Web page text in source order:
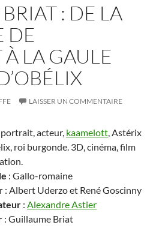
: DE LA
DE
LA GAULE
LAISSER UN COMMENTAIRE
portrait, acteur, kaamelott, Astérix
roi burgonde. 3D, cinéma, film
: Gallo-romaine
: Albert Uderzo et René Goscinny
: Alexandre Astier
: Guillaume Briat